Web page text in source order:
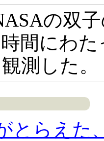
の双
間にわ
測した。
とらえた